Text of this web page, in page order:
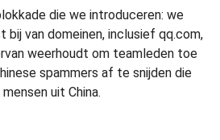
die we introduceren: we
bij van domeinen, inclusief qq.com,
weerhoudt om teamleden toe
spammers af te snijden die
uit China.